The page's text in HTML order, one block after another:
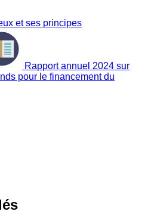
et ses principes
Rapport annuel 2024 sur
pour le financement du